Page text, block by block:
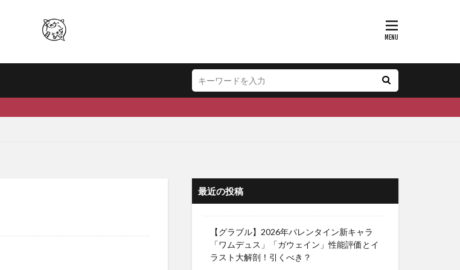
最近の投稿
【グラブル】2026年バレンタイン新キャラ
「ワムデュス」「ガウェイン」性能評価とイ
ラスト大解剖！引くべき？